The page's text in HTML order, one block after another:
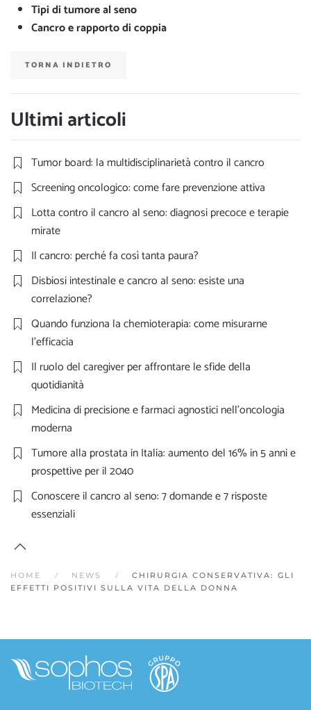
Tipi di tumore al seno
Cancro e rapporto di coppia
TORNA INDIETRO
Ultimi articoli
Tumor board: la multidisciplinarietà contro il cancro
Screening oncologico: come fare prevenzione attiva
Lotta contro il cancro al seno: diagnosi precoce e terapie
mirate
Il cancro: perché fa così tanta paura?
Disbiosi intestinale e cancro al seno: esiste una
correlazione?
Quando funziona la chemioterapia: come misurarne
l’efficacia
Il ruolo del caregiver per affrontare le sfide della
quotidianità
Medicina di precisione e farmaci agnostici nell’oncologia
moderna
Tumore alla prostata in Italia: aumento del 16% in 5 anni e
prospettive per il 2040
Conoscere il cancro al seno: 7 domande e 7 risposte
essenziali
HOME NEWS
CHIRURGIA CONSERVATIVA: GLI
EFFETTI POSITIVI SULLA VITA DELLA DONNA